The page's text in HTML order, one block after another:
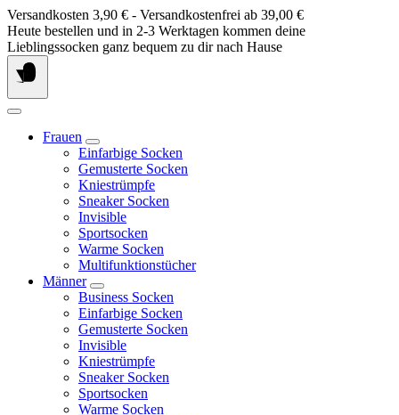
Springe
zum
Inhalt
Versandkosten 3,90 € - Versandkostenfrei ab 39,00 €
Heute bestellen und in 2-3 Werktagen kommen deine
Lieblingssocken ganz bequem zu dir nach Hause
Frauen
Einfarbige Socken
Gemusterte Socken
Kniestrümpfe
Sneaker Socken
Invisible
Sportsocken
Warme Socken
Multifunktionstücher
Männer
Business Socken
Einfarbige Socken
Gemusterte Socken
Invisible
Kniestrümpfe
Sneaker Socken
Sportsocken
Warme Socken